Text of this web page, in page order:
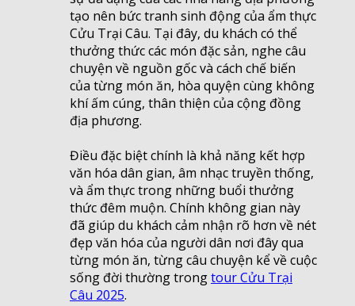
tạo nên bức tranh sinh động của ẩm thực
Cửu Trại Câu. Tại đây, du khách có thể
thưởng thức các món đặc sản, nghe câu
chuyện về nguồn gốc và cách chế biến
của từng món ăn, hòa quyện cùng không
khí ấm cúng, thân thiện của cộng đồng
địa phương.
Điều đặc biệt chính là khả năng kết hợp
văn hóa dân gian, âm nhạc truyền thống,
và ẩm thực trong những buổi thưởng
thức đêm muộn. Chính không gian này
đã giúp du khách cảm nhận rõ hơn về nét
đẹp văn hóa của người dân nơi đây qua
từng món ăn, từng câu chuyện kể về cuộc
sống đời thường trongtour Cửu Trại
Câu 2025.